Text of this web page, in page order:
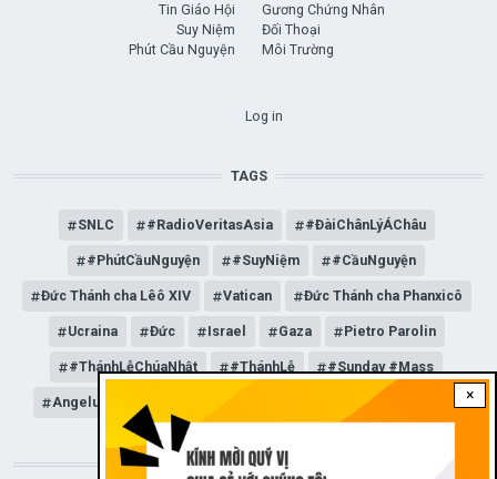
×
Tin Giáo Hội
Suy Niệm
Phút Cầu Nguyện
Gương Chứng Nhân
Đối Thoại
Môi Trường
Log in
TAGS
SNLC #RadioVeritasAsia #ĐàiChânLýÁChâu
#PhútCầuNguyện #SuyNiệm #CầuNguyện
Đức Thánh cha Lêô XIV Vatican Đức Thánh cha Phanxicô
Ucraina Đức Israel Gaza Pietro Parolin
#ThánhLễChúaNhật #ThánhLễ #Sunday #Mass
Angelus Đức Giáo hoàng Lêô XIV General Audience
STAY CONNECTED WITH US!